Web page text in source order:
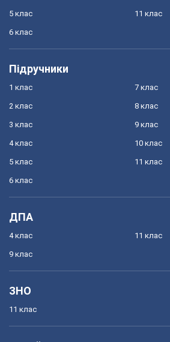
5 клас
6 клас
11 клас
Підручники
1 клас
2 клас
3 клас
4 клас
5 клас
6 клас
7 клас
8 клас
9 клас
10 клас
11 клас
ДПА
4 клас
9 клас
11 клас
ЗНО
11 клас